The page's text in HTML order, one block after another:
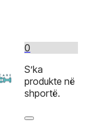
0
S’ka
produkte në
shportë.